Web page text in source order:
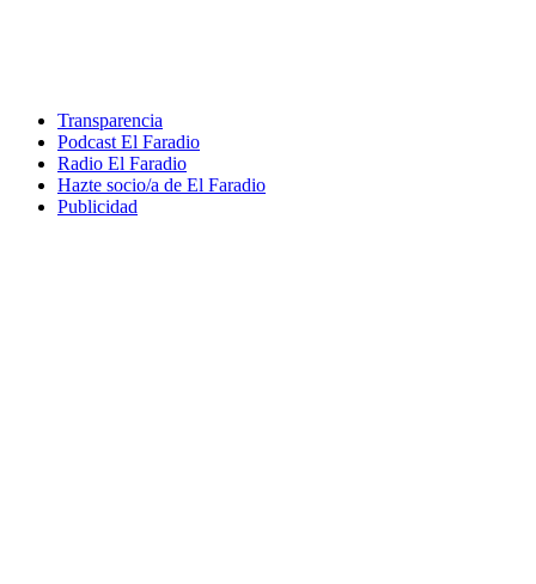
Transparencia
Podcast El Faradio
Radio El Faradio
Hazte socio/a de El Faradio
Publicidad